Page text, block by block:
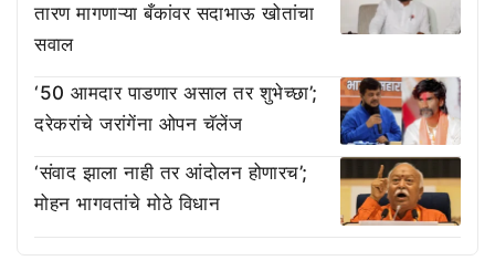
तारण मागणाऱ्या बँकांवर सदाभाऊ खोतांचा
सवाल
‘50 आमदार पाडणार असाल तर शुभेच्छा’;
दरेकरांचे जरांगेंना ओपन चॅलेंज
‘संवाद झाला नाही तर आंदोलन होणारच’;
मोहन भागवतांचे मोठे विधान